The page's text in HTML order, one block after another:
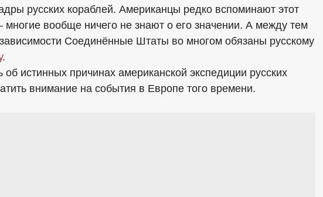
русских кораблей. Американцы редко вспоминают этот
вообще ничего не знают о его значении. А между тем
Соединённые Штаты во многом обязаны русскому
.
об истинных причинах американской экспедиции русских
внимание на события в Европе того времени.